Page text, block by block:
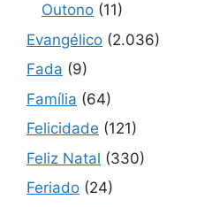
Outono (11)
Evangélico (2.036)
Fada (9)
Família (64)
Felicidade (121)
Feliz Natal (330)
Feriado (24)